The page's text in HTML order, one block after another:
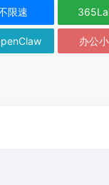
限速
办公